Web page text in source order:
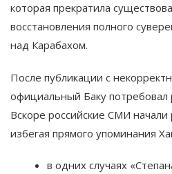
которая прекратила
восстановления полного
над Карабахом.
После публикации с
официальный Баку потребовал
Вскоре российские СМИ начали
избегая прямого упоминания
в одних случаях